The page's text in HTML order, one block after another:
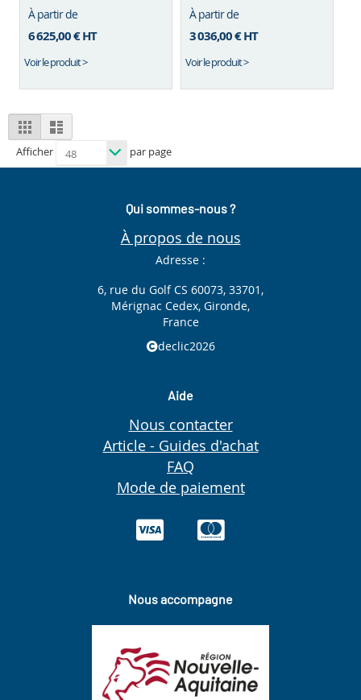
À partir de
6 625,00 €HT
Voir le produit >
À partir de
3 036,00 €HT
Voir le produit >
View
as
Grid List
Afficher par page
Qui sommes-nous ?
À propos de nous
Adresse :
6, rue du Golf CS 60073, 33701,
Mérignac Cedex, Gironde,
France
declic2026
Aide
Nous contacter
Article - Guides d'achat
FAQ
Mode de paiement
Nous accompagne